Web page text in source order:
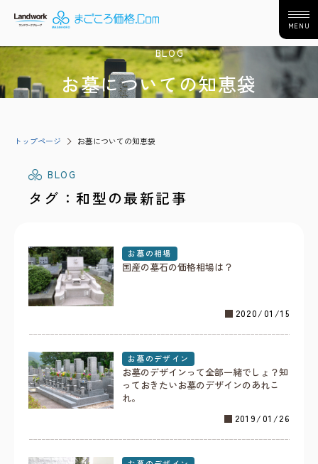
MENU
BLOG
お墓についての知恵袋
トップページ お墓についての知恵袋
BLOG
タグ：和型の最新記事
お墓の相場
2020/01/15
国産の墓石の価格相場は？
お墓のデザイン
2019/01/26
お墓のデザインって全部一緒でしょ？知
っておきたいお墓のデザインのあれこ
れ。